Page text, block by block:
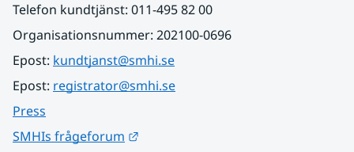
Telefon kundtjänst: 011-495 82 00
Organisationsnummer: 202100-0696
Epost: kundtjanst@smhi.se
Epost: registrator@smhi.se
Press
SMHIs frågeforum